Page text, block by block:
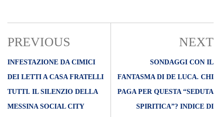
PREVIOUS
INFESTAZIONE DA CIMICI
DEI LETTI A CASA FRATELLI
TUTTI. IL SILENZIO DELLA
MESSINA SOCIAL CITY
NEXT
SONDAGGI CON IL
FANTASMA DI DE LUCA. CHI
PAGA PER QUESTA “SEDUTA
SPIRITICA”? INDICE DI